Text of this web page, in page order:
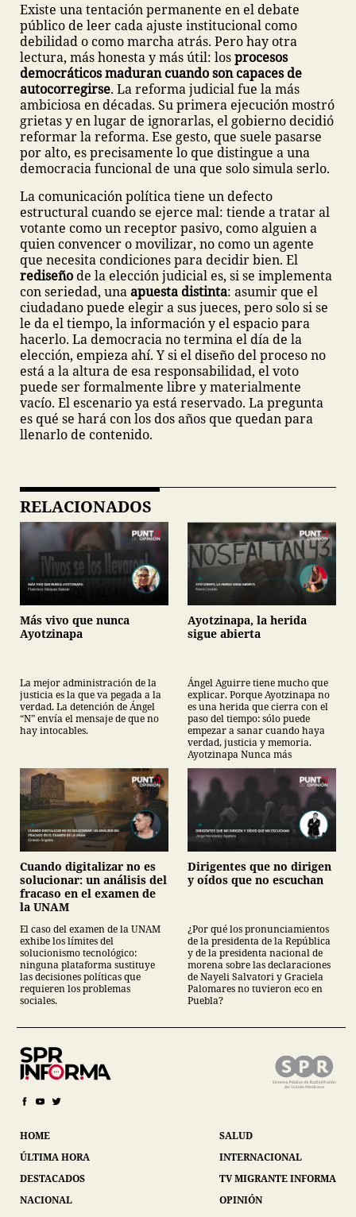
Existe una tentación permanente en el debate
público de leer cada ajuste institucional como
debilidad o como marcha atrás. Pero hay otra
lectura, más honesta y más útil: losprocesos
democráticos maduran cuando son capaces de
autocorregirse. La reforma judicial fue la más
ambiciosa en décadas. Su primera ejecución mostró
grietas y en lugar de ignorarlas, el gobierno decidió
reformar la reforma. Ese gesto, que suele pasarse
por alto, es precisamente lo que distingue a una
democracia funcional de una que solo simula serlo.
La comunicación política tiene un defecto
estructural cuando se ejerce mal: tiende a tratar al
votante como un receptor pasivo, como alguien a
quien convencer o movilizar, no como un agente
que necesita condiciones para decidir bien. El
rediseñode la elección judicial es, si se implementa
con seriedad, unaapuesta distinta: asumir que el
ciudadano puede elegir a sus jueces, pero solo si se
le da el tiempo, la información y el espacio para
hacerlo. La democracia no termina el día de la
elección, empieza ahí. Y si el diseño del proceso no
está a la altura de esa responsabilidad, el voto
puede ser formalmente libre y materialmente
vacío. El escenario ya está reservado. La pregunta
es qué se hará con los dos años que quedan para
llenarlo de contenido.
RELACIONADOS
Más vivo que nunca
Ayotzinapa
La mejor administración de la
justicia es la que va pegada a la
verdad. La detención de Ángel
“N” envía el mensaje de que no
hay intocables.
Ayotzinapa, la herida
sigue abierta
Ángel Aguirre tiene mucho que
explicar. Porque Ayotzinapa no
es una herida que cierra con el
paso del tiempo: sólo puede
empezar a sanar cuando haya
verdad, justicia y memoria.
Ayotzinapa Nunca más
Cuando digitalizar no es
solucionar: un análisis del
fracaso en el examen de
la UNAM
El caso del examen de la UNAM
exhibe los límites del
solucionismo tecnológico:
ninguna plataforma sustituye
las decisiones políticas que
requieren los problemas
sociales.
Dirigentes que no dirigen
y oídos que no escuchan
¿Por qué los pronunciamientos
de la presidenta de la República
y de la presidenta nacional de
morena sobre las declaraciones
de Nayeli Salvatori y Graciela
Palomares no tuvieron eco en
Puebla?
HOME
ÚLTIMA HORA
DESTACADOS
NACIONAL
SALUD
INTERNACIONAL
TV MIGRANTE INFORMA
OPINIÓN